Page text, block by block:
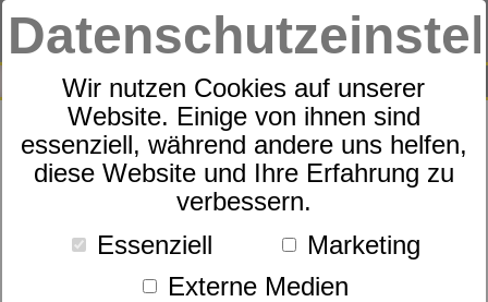
Wir nutzen Cookies auf unserer
Website. Einige von ihnen sind
essenziell, während andere uns helfen,
diese Website und Ihre Erfahrung zu
verbessern.
Essenziell
Marketing
Externe Medien
SUCHE
0
Zudecke
dormabell CL Kamel 300